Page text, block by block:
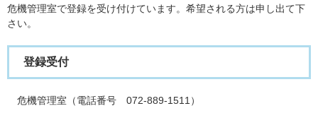
危機管理室で登録を受け付けています。希望される方は申し出て下
さい。
登録受付
危機管理室（電話番号 072-889-1511）